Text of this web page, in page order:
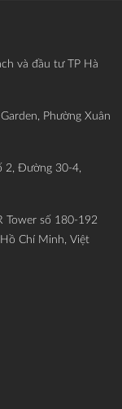
và đầu tư TP Hà
Phường Xuân
2, Đường 30-4,
Tower số 180-192
Chí Minh, Việt